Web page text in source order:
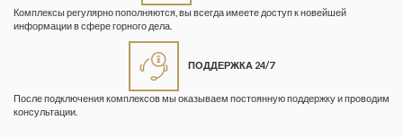
Комплексы регулярно пополняются, вы всегда имеете доступ к новейшей
информации в сфере горного дела.
ПОДДЕРЖКА 24/7
После подключения комплексов мы оказываем постоянную поддержку и проводим
консультации.
безопасность»
Информационный бюллетень